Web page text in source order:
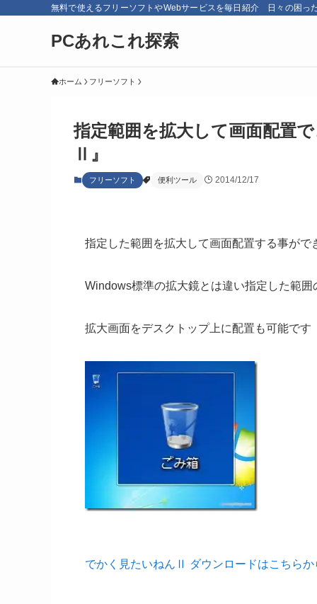
無料で使えるフリーソフトやWebサービスを毎日紹介 日々の困っ
PCあれこれ探索
ホーム フリーソフト
指定範囲を拡大して画面配置
Ⅱ』
フリーソフト 便利ツール 2014/12/17
指定した範囲を拡大して画面配置する事がで
Windows標準の拡大鏡とは違い指定した範囲
拡大画面をデスクトップ上に配置も可能です
でかく見たいねんⅡ ダウンロードはこちらか